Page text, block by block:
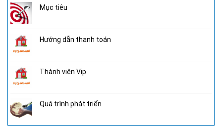
Mục tiêu
Hướng dẫn thanh toán
Thành viên Vip
Quá trình phát triển